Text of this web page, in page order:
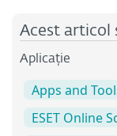
Acest articol
Aplicație
Apps and
ESET Online